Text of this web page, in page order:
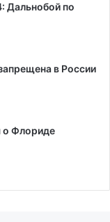
Дальнобой по
в России
о Флориде